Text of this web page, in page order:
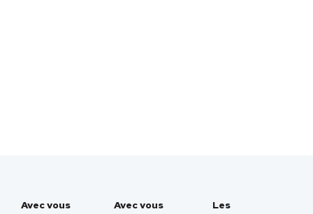
Avec vous
Avec vous
Les